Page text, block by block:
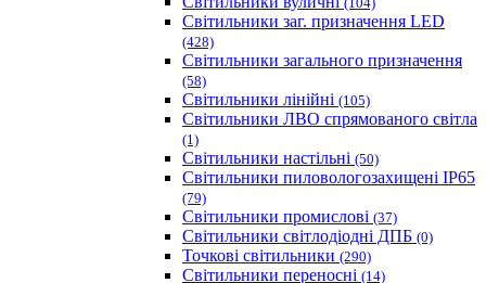
Світильники заг. призначення LED
(428)
Світильники загального призначення
(58)
Світильники лінійні (105)
Світильники ЛВО спрямованого світла
(1)
Світильники настільні (50)
Світильники пиловологозахищені IP65
(79)
Світильники промислові (37)
Світильники світлодіодні ДПБ (0)
Точкові світильники (290)
Світильники переносні (14)